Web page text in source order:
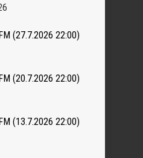
(27.7.2026 22:00)
(20.7.2026 22:00)
(13.7.2026 22:00)